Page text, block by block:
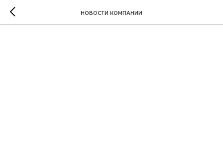
НОВОСТИ КОМПАНИИ